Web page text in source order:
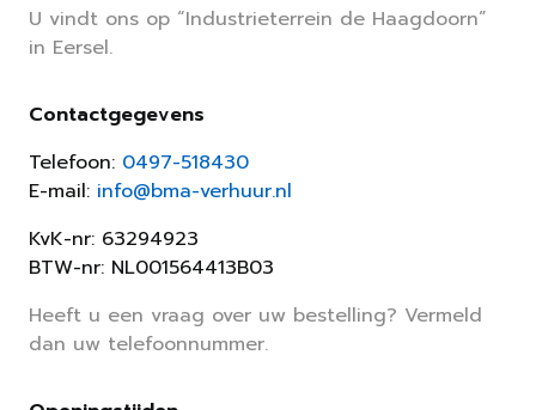
U vindt ons op “Industrieterrein de Haagdoorn”
in Eersel.
Contactgegevens
Telefoon: 0497-518430
E-mail: info@bma-verhuur.nl
KvK-nr: 63294923
BTW-nr: NL001564413B03
Heeft u een vraag over uw bestelling? Vermeld
dan uw telefoonnummer.